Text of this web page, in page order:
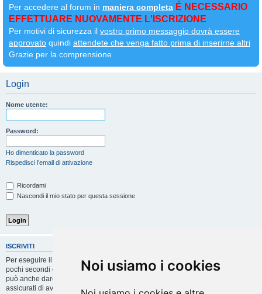
Noi usiamo i cookies
Per accedere al forum in maniera completa É NECESSARIO
EFFETTUARE NUOVAMENTE L'ISCRIZIONE
Per motivi di sicurezza il vostro primo messaggio dovrà essere
approvato quindi attendete che venga fatto prima di inserirne altri
Grazie per la comprensione
Login
Nome utente:
Password:
Ho dimenticato la password
Rispedisci l’email di attivazione
Ricordami
Nascondi il mio stato per questa sessione
ISCRIVITI
Per eseguire il login devi essere registrato. La registrazione richiede solo
pochi secondi e garantisce l’accesso alle funzioni avanzate. L’amministratore
può anche dare permessi speciali agli utenti. Prima di eseguire il login
assicurati di aver letto i termini d’uso e le varie regole.